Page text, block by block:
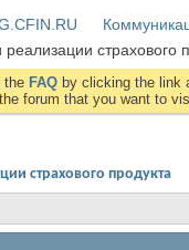
страхового
the FAQ by clicking the link
forum that you want to
страхового продукта